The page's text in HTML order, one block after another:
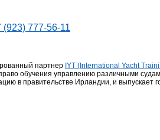
777-56-11
партнер IYT (International Yacht
обучения управлению различными
в правительстве Ирландии, и выпускает